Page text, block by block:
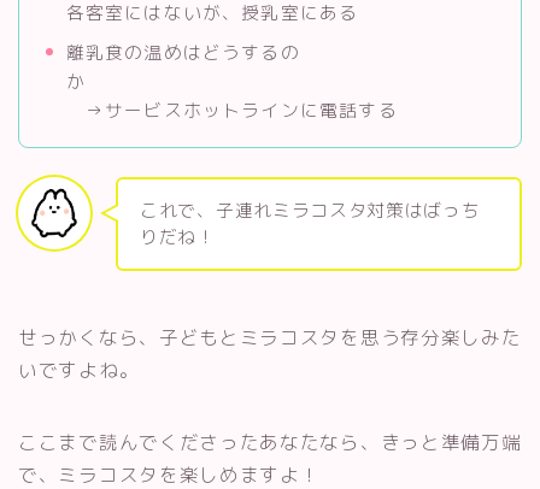
各客室にはないが、授乳室にある
離乳食の温めはどうするの
か
→サービスホットラインに電話する
これで、子連れミラコスタ対策はばっち
りだね！
せっかくなら、子どもとミラコスタを思う存分楽しみた
いですよね。
ここまで読んでくださったあなたなら、きっと準備万端
で、ミラコスタを楽しめますよ！